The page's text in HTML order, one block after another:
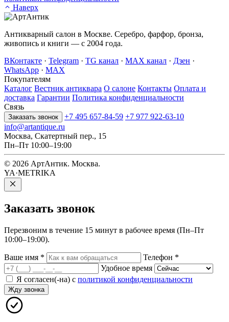
Наверх
Антикварный салон в Москве. Серебро, фарфор, бронза,
живопись и книги — с 2004 года.
ВКонтакте · Telegram · TG канал · MAX канал · Дзен ·
WhatsApp · MAX
Покупателям
Каталог Вестник антиквара О салоне Контакты Оплата и
доставка Гарантии Политика конфиденциальности
Связь
Заказать звонок +7 495 657-84-59 +7 977 922-63-10
info@artantique.ru
Москва, Скатертный пер., 15
Пн–Пт 10:00–19:00
© 2026 АртАнтик. Москва.
YA·METRIKA
Заказать звонок
Перезвоним в течение 15 минут в рабочее время (Пн–Пт
10:00–19:00).
Ваше имя * Телефон *
Удобное время
Я согласен(-на) с политикой конфиденциальности
Жду звонка